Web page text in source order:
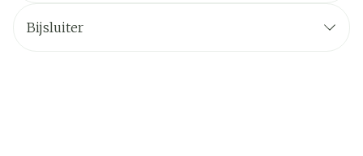
Bijsluiter